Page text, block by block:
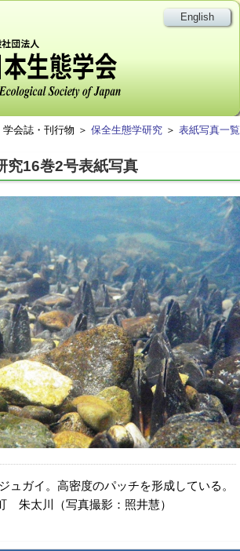
English
学会誌・刊行物 ＞ 保全生態学研究 ＞ 表紙写真一覧
究16巻2号表紙写真
ュガイ。高密度のパッチを形成している。
朱太川（写真撮影：照井慧）